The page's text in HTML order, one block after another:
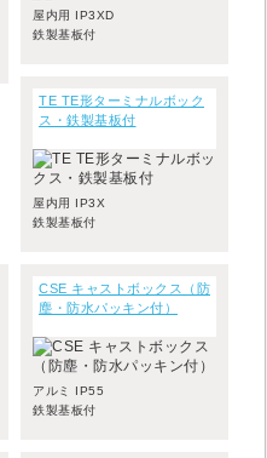
屋内用 IP3XD
鉄製基板付
TE TE形ターミナルボック
ス・鉄製基板付
屋内用 IP3X
鉄製基板付
CSE キャストボックス（防
塵・防水パッキン付）
アルミ IP55
鉄製基板付